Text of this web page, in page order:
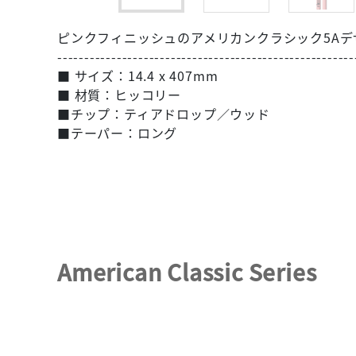
ピンクフィニッシュのアメリカンクラシック5Aデ
■ サイズ：14.4 x 407mm
■ 材質：ヒッコリー
■チップ：ティアドロップ／ウッド
■テーパー：ロング
American Classic Series